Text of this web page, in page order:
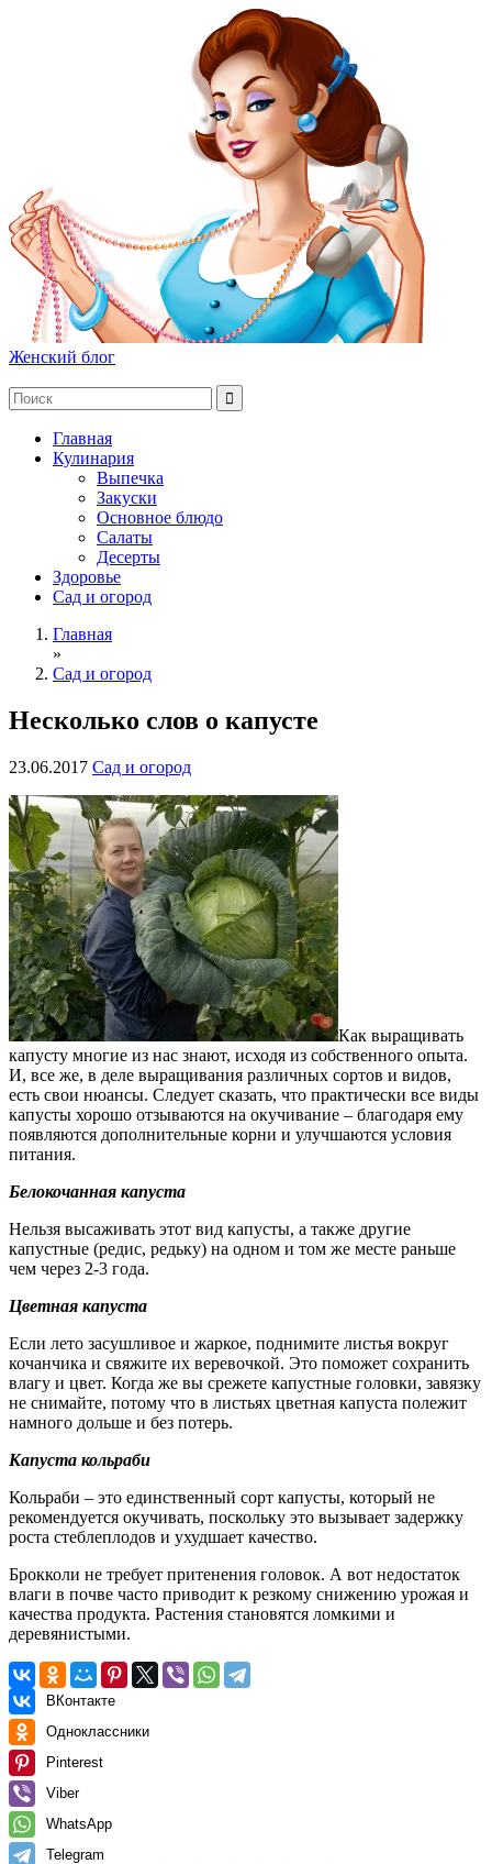
Женский блог
Главная
Кулинария
Выпечка
Закуски
Основное блюдо
Салаты
Десерты
Здоровье
Сад и огород
Главная
»
Сад и огород
Несколько слов о капусте
23.06.2017 Сад и огород
Как выращивать
капусту многие из нас знают, исходя из собственного опыта.
И, все же, в деле выращивания различных сортов и видов,
есть свои нюансы. Следует сказать, что практически все виды
капусты хорошо отзываются на окучивание – благодаря ему
появляются дополнительные корни и улучшаются условия
питания.
Белокочанная капуста
Нельзя высаживать этот вид капусты, а также другие
капустные (редис, редьку) на одном и том же месте раньше
чем через 2-3 года.
Цветная капуста
Если лето засушливое и жаркое, поднимите листья вокруг
кочанчика и свяжите их веревочкой. Это поможет сохранить
влагу и цвет. Когда же вы срежете капустные головки, завязку
не снимайте, потому что в листьях цветная капуста полежит
намного дольше и без потерь.
Капуста кольраби
Кольраби – это единственный сорт капусты, который не
рекомендуется окучивать, поскольку это вызывает задержку
роста стеблеплодов и ухудшает качество.
Брокколи не требует притенения головок. А вот недостаток
влаги в почве часто приводит к резкому снижению урожая и
качества продукта. Растения становятся ломкими и
деревянистыми.
ВКонтакте
Одноклассники
Pinterest
Viber
WhatsApp
Telegram